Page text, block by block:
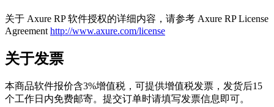
关于 Axure RP 软件授权的详细内容，请参考 Axure RP License
Agreement http://www.axure.com/license
关于发票
本商品软件报价含3%增值税，可提供增值税发票，发货后15
个工作日内免费邮寄。提交订单时请填写发票信息即可。